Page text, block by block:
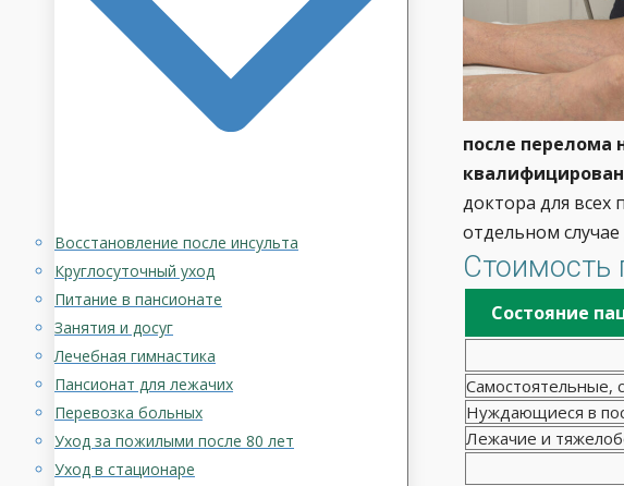
после перелома
доктора для
отдельном
Стоимость
Состояние
Самостоятельные,
Нуждающиеся в
Лежачие и
Восстановление после инсульта
Круглосуточный уход
Питание в пансионате
Занятия и досуг
Лечебная гимнастика
Пансионат для лежачих
Перевозка больных
Уход за пожилыми после 80 лет
Уход в стационаре